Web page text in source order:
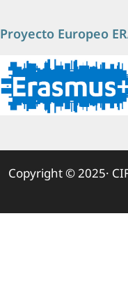
Proyecto Europeo
Copyright © 2025·